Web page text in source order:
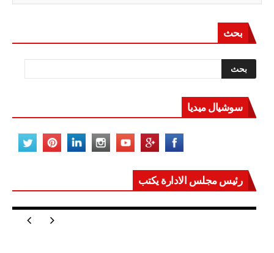
بحث
سوشيال ميديا
رئيس مجلس الادارة يكتب
مصر تعيد للعالم اتزانه